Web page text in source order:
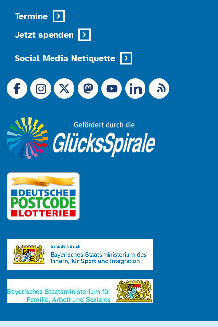
Termine
Jetzt spenden
Social Media Netiquette
Link zu X (Ex-Twitter)
RSS-Feed